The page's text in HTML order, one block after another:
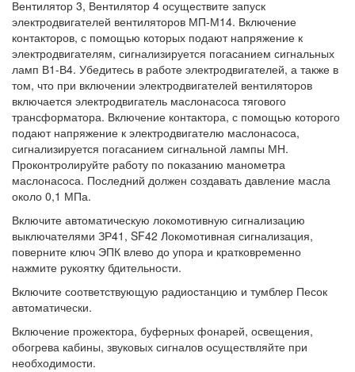
Вентилятор 3, Вентилятор 4 осуществите запуск
электродвигателей вентиляторов МП-М14. Включение
контакторов, с помощью которых подают напряжение к
электродвигателям, сигнализируется погасанием сигнальных
ламп В1-В4. Убедитесь в работе электродвигателей, а также в
том, что при включении электродвигателей вентиляторов
включается электродвигатель маслонасоса тягового
трансформатора. Включение контактора, с помощью которого
подают напряжение к электродвигателю маслонасоса,
сигнализируется погасанием сигнальной лампы МН.
Проконтролируйте работу по показанию манометра
маслонасоса. Последний должен создавать давление масла
около 0,1 МПа.
Включите автоматическую локомотивную сигнализацию
выключателями ЗР41, SF42 Локомотивная сигнализация,
поверните ключ ЭПК влево до упора и кратковременно
нажмите рукоятку бдительности.
Включите соответствующую радиостанцию и тумблер Песок
автоматически.
Включение прожектора, буферных фонарей, освещения,
обогрева кабины, звуковых сигналов осуществляйте при
необходимости.